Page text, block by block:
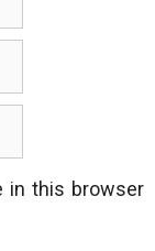
in this browser